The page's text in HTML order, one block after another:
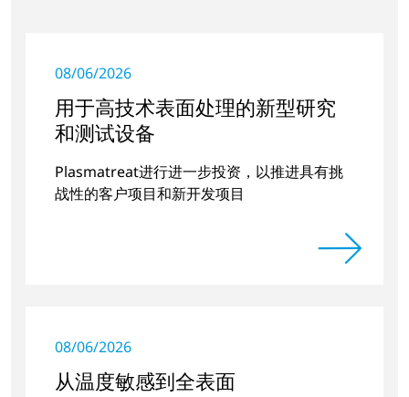
08/06/2026
用于高技术表面处理的新型研究
和测试设备
Plasmatreat进行进一步投资，以推进具有挑
战性的客户项目和新开发项目
08/06/2026
从温度敏感到全表面